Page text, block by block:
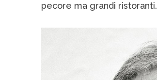
pecore ma grandi ristoranti.